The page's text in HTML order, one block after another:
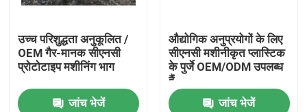
हमारे बारे में
फैक्टरी यात्रा
उच्च परिशुद्धता अनुकूलित /
OEM गैर-मानक सीएनसी
प्रोटोटाइप मशीनिंग भाग
जांच भेजें
औद्योगिक अनुप्रयोगों के लिए
सीएनसी मशीनीकृत प्लास्टिक
के पुर्जे OEM/ODM उपलब्ध
हैं
जांच भेजें